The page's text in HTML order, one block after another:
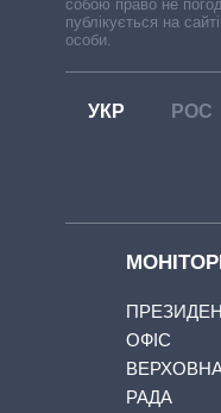
собою право не
публікується на
особи.
УКР РОС
ОФІС
РАДА